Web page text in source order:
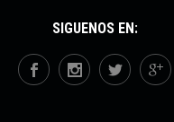
SÍGUENOS EN: